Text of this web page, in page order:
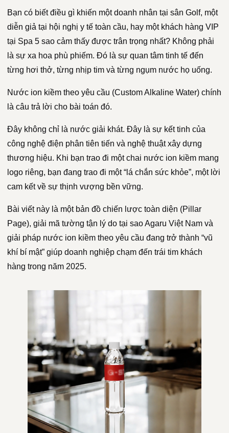
Bạn có biết điều gì khiến một doanh nhân tại sân Golf, một
diễn giả tại hội nghị y tế toàn cầu, hay một khách hàng VIP
tại Spa 5 sao cảm thấy được trân trọng nhất? Không phải
là sự xa hoa phù phiếm. Đó là sự quan tâm tinh tế đến
từng hơi thở, từng nhịp tim và từng ngụm nước họ uống.
Nước ion kiềm theo yêu cầu (Custom Alkaline Water) chính
là câu trả lời cho bài toán đó.
Đây không chỉ là nước giải khát. Đây là sự kết tinh của
công nghệ điện phân tiên tiến và nghệ thuật xây dựng
thương hiệu. Khi bạn trao đi một chai nước ion kiềm mang
logo riêng, bạn đang trao đi một “lá chắn sức khỏe”, một lời
cam kết về sự thịnh vượng bền vững.
Bài viết này là một bản đồ chiến lược toàn diện (Pillar
Page), giải mã tường tận lý do tại sao Agaru Việt Nam và
giải pháp nước ion kiềm theo yêu cầu đang trở thành “vũ
khí bí mật” giúp doanh nghiệp chạm đến trái tim khách
hàng trong năm 2025.